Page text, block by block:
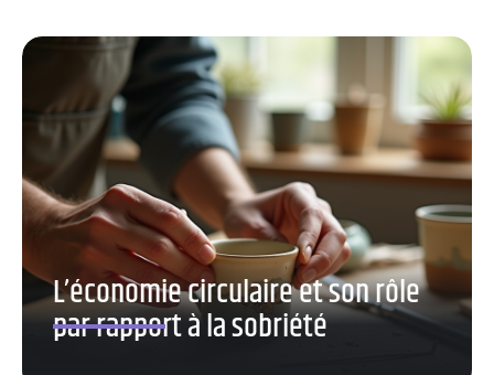
L’économie circulaire et son rôle
par rapport à la sobriété